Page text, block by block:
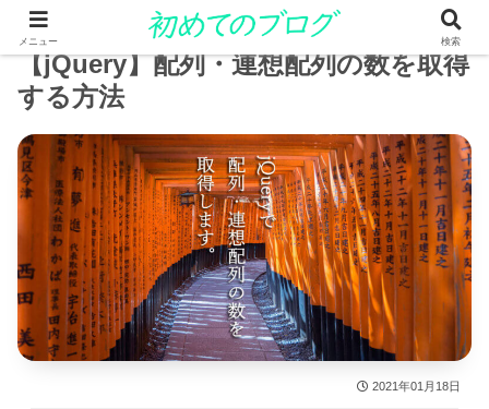
【jQuery】配列・連想配列の数を取得
する方法
2021年01月18日
メニュー 検索